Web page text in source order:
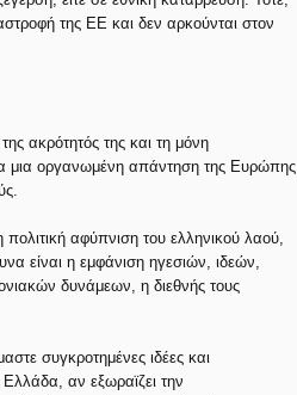
της ΕΕ και δεν αρκούνται στον
ακρότητός της και τη μόνη
μια οργανωμένη απάντηση της Ευρώπης
πολιτική αφύπνιση του ελληνικού λαού,
είναι η εμφάνιση ηγεσιών, ιδεών,
δυνάμεων, η διεθνής τους
συγκροτημένες ιδέες και
αν εξωραϊζει την